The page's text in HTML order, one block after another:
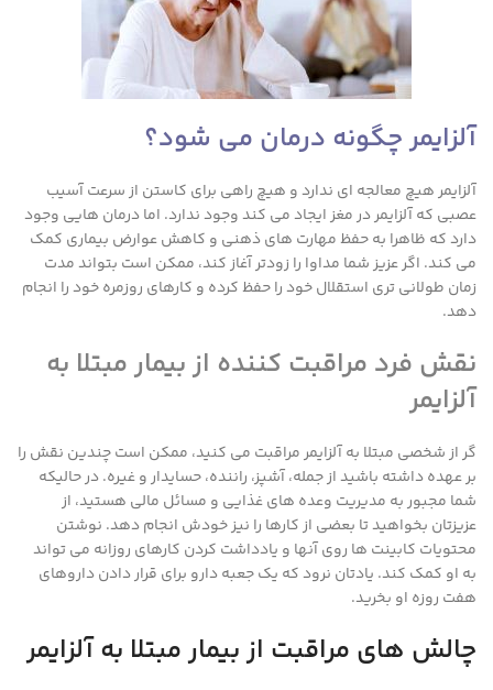
آلزایمر چگونه درمان می شود؟
آلزایمر هیچ معالجه ای ندارد و هیچ راهی برای کاستن از سرعت آسیب
عصبی که آلزایمر در مغز ایجاد می کند وجود ندارد. اما درمان هایی وجود
دارد که ظاهرا به حفظ مهارت های ذهنی و کاهش عوارض بیماری کمک
می کند. اگر عزیز شما مداوا را زودتر آغاز کند، ممکن است بتواند مدت
زمان طولانی تری استقلال خود را حفظ کرده و کارهای روزمره خود را انجام
دهد.
نقش فرد مراقبت کننده از بیمار مبتلا به
آلزایمر
گر از شخصی مبتلا به آلزایمر مراقبت می کنید، ممکن است چندین نقش را
بر عهده داشته باشید از جمله، آشپز، راننده، حسایدار و غیره. در حالیکه
شما مجبور به مدیریت وعده های غذایی و مسائل مالی هستید، از
عزیزتان بخواهید تا بعضی از کارها را نیز خودش انجام دهد. نوشتن
محتویات کابینت ها روی آنها و یادداشت کردن کارهای روزانه می تواند
به او کمک کند. یادتان نرود که یک جعبه دارو برای قرار دادن داروهای
هفت روزه او بخرید.
چالش های مراقبت از بیمار مبتلا به آلزایمر